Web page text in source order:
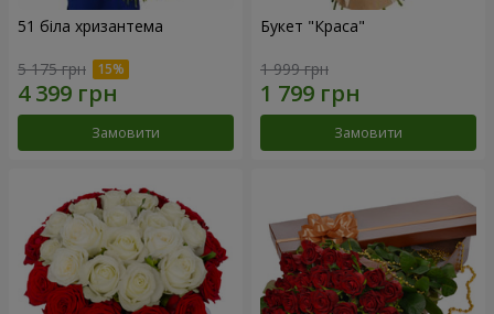
51 біла хризантема
5 175 грн
Замовити
Букет "Краса"
1 999 грн
Замовити